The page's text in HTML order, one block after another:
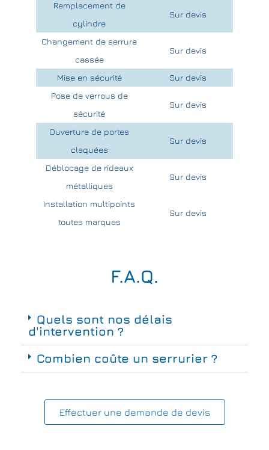
Remplacement de
cylindre
Sur devis
Changement de serrure
cassée
Sur devis
Mise en sécurité
Sur devis
Pose de verrous de
sécurité
Sur devis
Ouverture de portes
claquées
Sur devis
Déblocage de rideaux
métalliques
Sur devis
Installation multipoints
toutes marques
Sur devis
F.A.Q.
Quels sont nos délais
d'intervention ?
Combien coûte un serrurier ?
Effectuer une demande de devis